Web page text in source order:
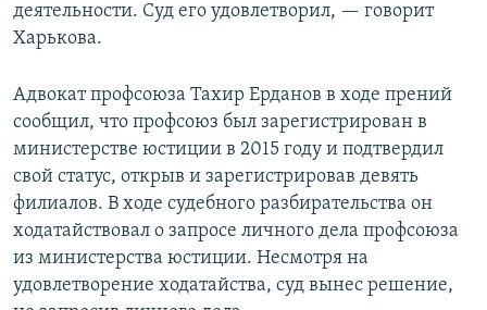
деятельности. Суд его удовлетворил, — говорит
Харькова.
Адвокат профсоюза Тахир Ерданов в ходе прений
сообщил, что профсоюз был зарегистрирован в
министерстве юстиции в 2015 году и подтвердил
свой статус, открыв и зарегистрировав девять
филиалов. В ходе судебного разбирательства он
ходатайствовал о запросе личного дела профсоюза
из министерства юстиции. Несмотря на
удовлетворение ходатайства, суд вынес решение,